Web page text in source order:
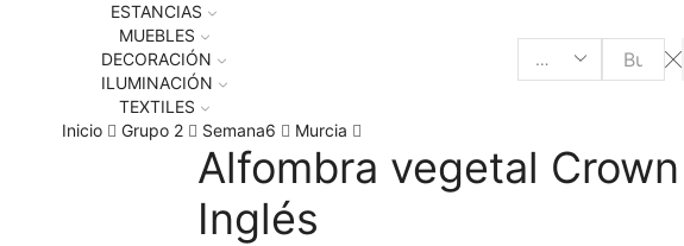
ESTANCIAS
MUEBLES
DECORACIÓN
ILUMINACIÓN
TEXTILES
Inicio
Grupo 2 Semana6 Murcia
Alfombra vegetal
Inglés